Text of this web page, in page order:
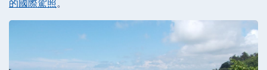
的國際駕照。